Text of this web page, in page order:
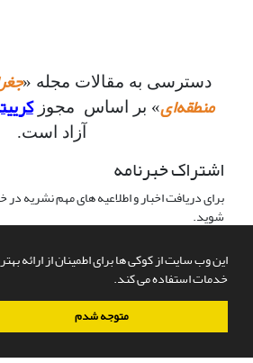
این وب سایت از کوکی ها برای اطمینان از ارائه
خدمات استفاده می کند.
متوجه شدم
دسترسی به مقالات مجله «
منطقه‌ای» بر اساس مجوز
آزاد است.
اشتراک خبرنامه
برای دریافت اخبار و اطلاعیه های مهم نشریه
شوید.
سامانه مدیریت نشریات علمی.طراحی و پیاده